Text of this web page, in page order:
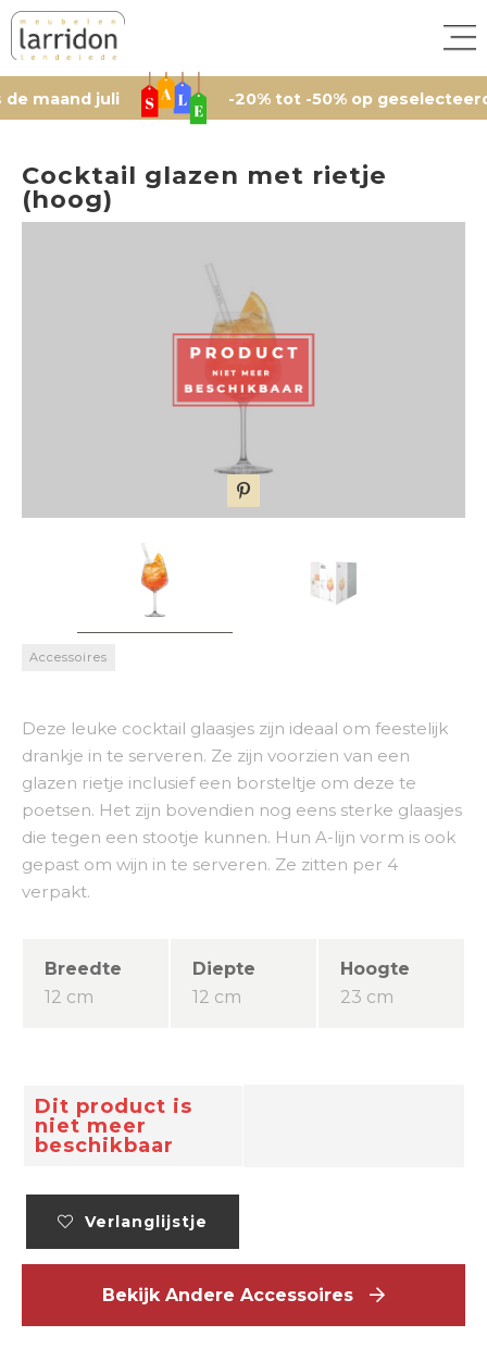
juli -20% tot -50% op geselecteerde
Cocktail glazen met rietje
(hoog)
Accessoires
Deze leuke cocktail glaasjes zijn ideaal om feestelijk
drankje in te serveren. Ze zijn voorzien van een
glazen rietje inclusief een borsteltje om deze te
poetsen. Het zijn bovendien nog eens sterke glaasjes
die tegen een stootje kunnen. Hun A-lijn vorm is ook
gepast om wijn in te serveren. Ze zitten per 4
verpakt.
Breedte
12 cm
Diepte
12 cm
Hoogte
23 cm
Dit product is
niet meer
beschikbaar
Verlanglijstje
Bekijk Andere Accessoires